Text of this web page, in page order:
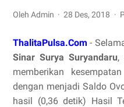
Oleh Admin 28 Des, 2018
ThalitaPulsa.Com -
Sinar Surya Suryandaru,
memberikan
dengan menjadi Saldo
hasil (0,36 detik) Hasil